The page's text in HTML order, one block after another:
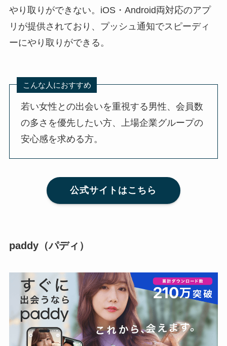
やり取りができない。iOS・Android両対応のアプ
リが提供されており、プッシュ通知でスピーディ
ーにやり取りができる。
こんな人におすすめ
若い女性との出会いを重視する男性、会員数
の多さを優先したい方、上場企業グループの
安心感を求める方。
公式サイトはこちら
paddy（パディ）